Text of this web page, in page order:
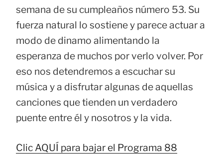
semana de su cumpleaños número 53. Su
fuerza natural lo sostiene y parece actuar a
modo de dinamo alimentando la
esperanza de muchos por verlo volver. Por
eso nos detendremos a escuchar su
música y a disfrutar algunas de aquellas
canciones que tienden un verdadero
puente entre él y nosotros y la vida.
Clic AQUÍ para bajar el Programa 88